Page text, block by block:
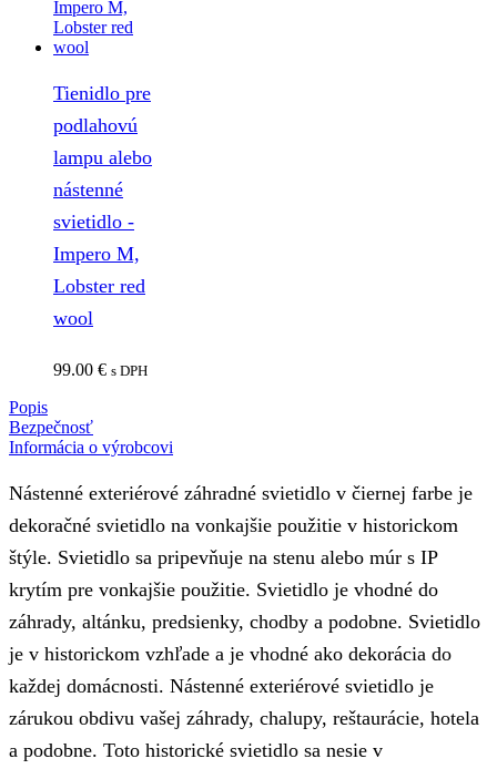
Tienidlo pre
podlahovú
lampu alebo
nástenné
svietidlo -
Impero M,
Lobster red
wool
99.00 € s DPH
Popis
Bezpečnosť
Informácia o výrobcovi
Nástenné exteriérové záhradné svietidlo v čiernej farbe je
dekoračné svietidlo na vonkajšie použitie v historickom
štýle. Svietidlo sa pripevňuje na stenu alebo múr s IP
krytím pre vonkajšie použitie. Svietidlo je vhodné do
záhrady, altánku, predsienky, chodby a podobne. Svietidlo
je v historickom vzhľade a je vhodné ako dekorácia do
každej domácnosti. Nástenné exteriérové svietidlo je
zárukou obdivu vašej záhrady, chalupy, reštaurácie, hotela
a podobne. Toto historické svietidlo sa nesie v